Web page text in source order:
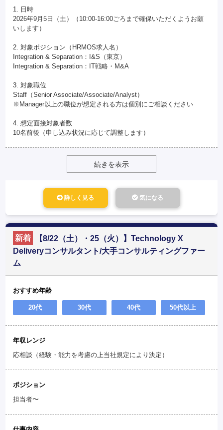
1. 日時
2026年9月5日（土）（10:00-16:00ごろまで確保いただくようお願
いします）
2. 対象ポジション（HRMOS求人名）
Integration & Separation：I&S（東京）
Integration & Separation：IT戦略・M&A
3. 対象職位
Staff（Senior Associate/Associate/Analyst）
※Manager以上の職位が想定される方は個別にご相談ください
4. 想定面接対象者数
10名前後（申し込み状況に応じて調整します）
続きを表示
詳しく見る 気になる
新着
【8/22（土）・25（火）】Technology X
Deliveryコンサルタント/大手コンサルティングファー
ム
おすすめ年齢
20代 30代 40代 50代以上
年収レンジ
応相談（経験・能力を考慮の上当社規定により決定）
ポジション
担当者〜